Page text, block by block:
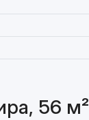
56 м²